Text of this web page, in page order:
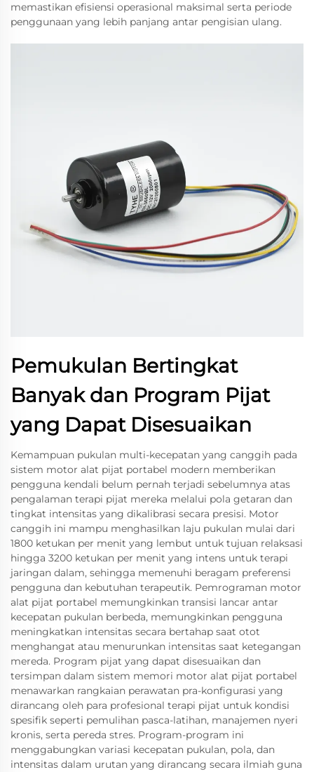
memastikan efisiensi operasional maksimal serta periode
penggunaan yang lebih panjang antar pengisian ulang.
Pemukulan Bertingkat
Banyak dan Program Pijat
yang Dapat Disesuaikan
Kemampuan pukulan multi-kecepatan yang canggih pada
sistem motor alat pijat portabel modern memberikan
pengguna kendali belum pernah terjadi sebelumnya atas
pengalaman terapi pijat mereka melalui pola getaran dan
tingkat intensitas yang dikalibrasi secara presisi. Motor
canggih ini mampu menghasilkan laju pukulan mulai dari
1800 ketukan per menit yang lembut untuk tujuan relaksasi
hingga 3200 ketukan per menit yang intens untuk terapi
jaringan dalam, sehingga memenuhi beragam preferensi
pengguna dan kebutuhan terapeutik. Pemrograman motor
alat pijat portabel memungkinkan transisi lancar antar
kecepatan pukulan berbeda, memungkinkan pengguna
meningkatkan intensitas secara bertahap saat otot
menghangat atau menurunkan intensitas saat ketegangan
mereda. Program pijat yang dapat disesuaikan dan
tersimpan dalam sistem memori motor alat pijat portabel
menawarkan rangkaian perawatan pra-konfigurasi yang
dirancang oleh para profesional terapi pijat untuk kondisi
spesifik seperti pemulihan pasca-latihan, manajemen nyeri
kronis, serta pereda stres. Program-program ini
menggabungkan variasi kecepatan pukulan, pola, dan
intensitas dalam urutan yang dirancang secara ilmiah guna